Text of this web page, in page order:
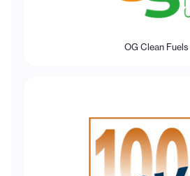
OG Clean Fuels